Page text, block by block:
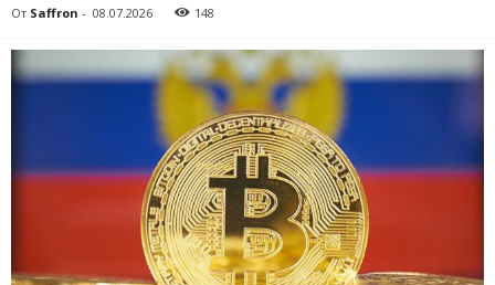
От Saffron - 08.07.2026 148